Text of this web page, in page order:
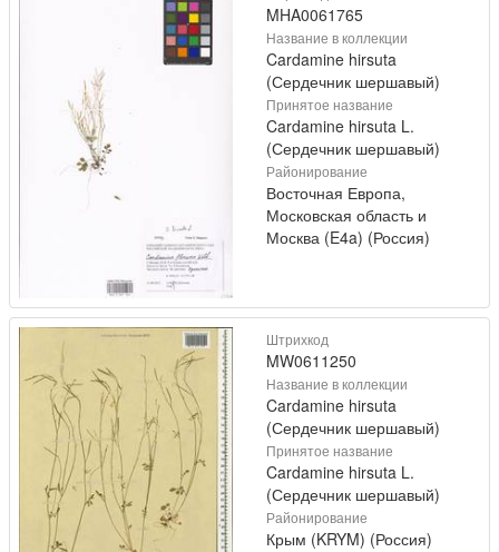
MHA0061765
Название в коллекции
Cardamine hirsuta
(Сердечник шершавый)
Принятое название
Cardamine hirsuta L.
(Сердечник шершавый)
Районирование
Восточная Европа,
Московская область и
Москва (E4a) (Россия)
Штрихкод
MW0611250
Название в коллекции
Cardamine hirsuta
(Сердечник шершавый)
Принятое название
Cardamine hirsuta L.
(Сердечник шершавый)
Районирование
Крым (KRYM) (Россия)